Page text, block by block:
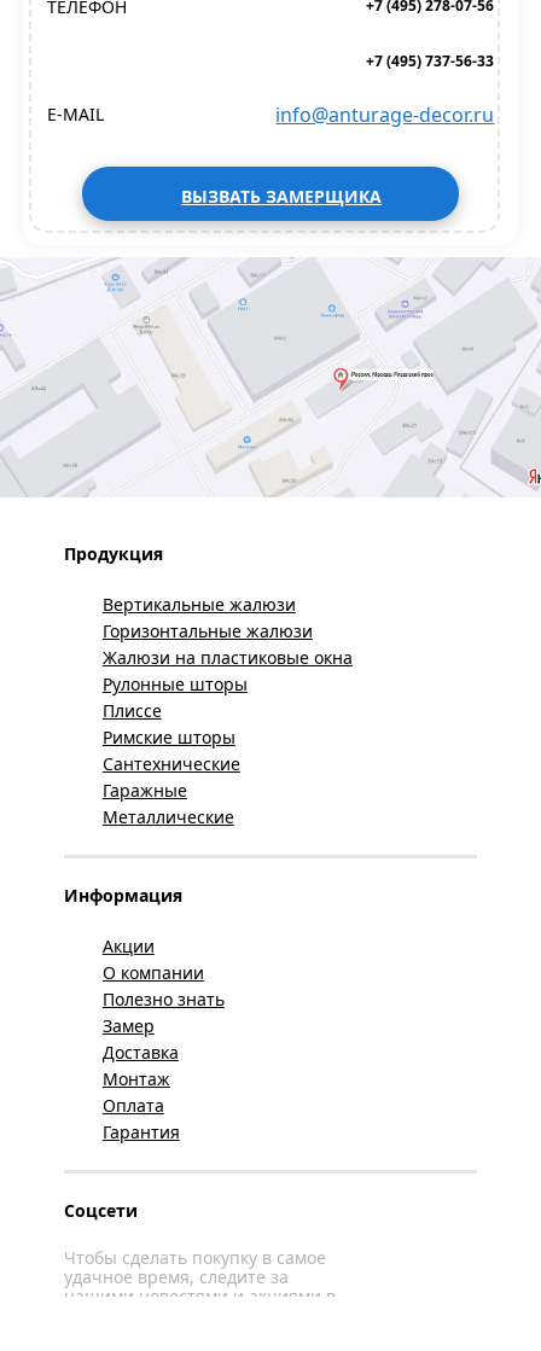
ТЕЛЕФОН +7 (495) 278-07-56
+7 (495) 737-56-33
E-MAIL info@anturage-decor.ru
ВЫЗВАТЬ ЗАМЕРЩИКА
Продукция
Вертикальные жалюзи
Горизонтальные жалюзи
Жалюзи на пластиковые окна
Рулонные шторы
Плиссе
Римские шторы
Сантехнические
Гаражные
Металлические
Информация
Акции
О компании
Полезно знать
Замер
Доставка
Монтаж
Оплата
Гарантия
Соцсети
Чтобы сделать покупку в самое
удачное время, следите за
нашими новостями и акциями в